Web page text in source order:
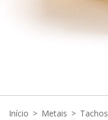
Início > Metais > Tachos